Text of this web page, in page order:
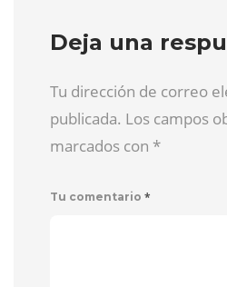
Deja una
Tu dirección de correo
publicada. Los campos
marcados con *
Tu comentario *